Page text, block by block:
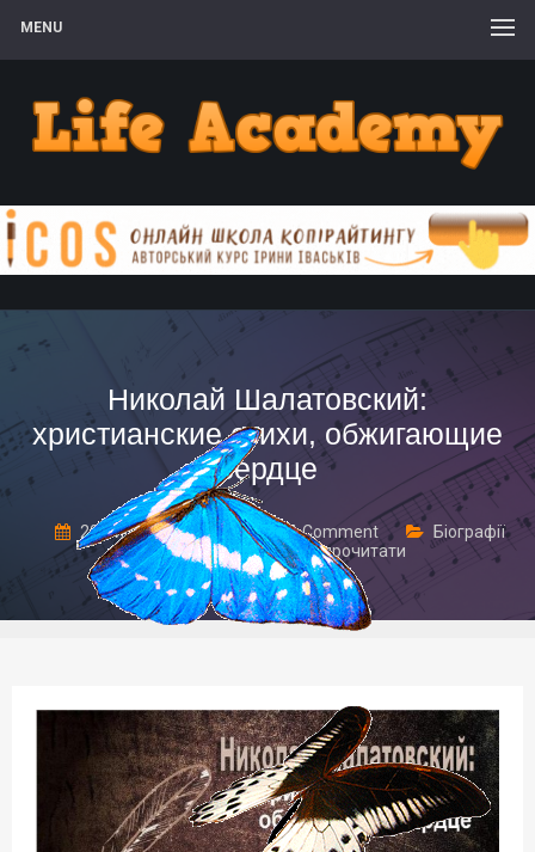
MENU
Николай Шалатовский:
христианские стихи, обжигающие
сердце
20 Листопада, 2017 1 Comment
Біографії
великих людей,Радимо прочитати